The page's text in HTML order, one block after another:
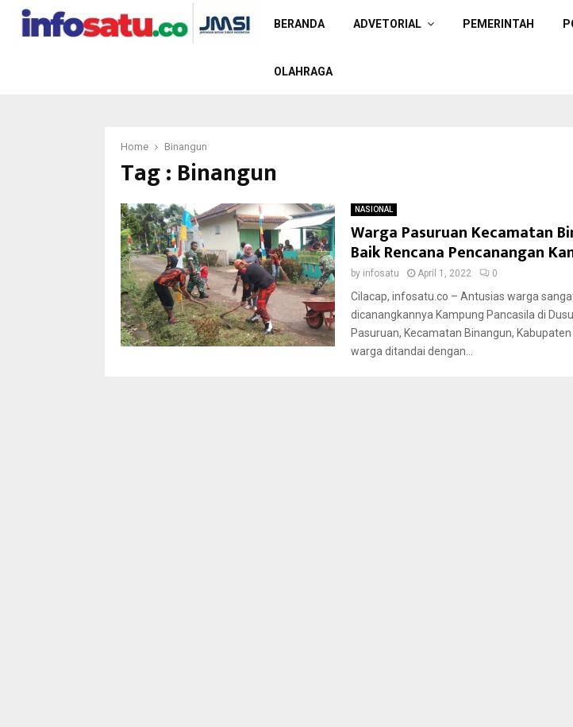
BERANDA ADVETORIAL PEMERINTAH
OLAHRAGA
Home Binangun
Tag : Binangun
NASIONAL
Warga Pasuruan Kecamatan
Baik Rencana Pencanangan
by infosatu April 1, 2022 0
Cilacap, infosatu.co – Antusias warga
dicanangkannya Kampung Pancasila di
Pasuruan, Kecamatan Binangun,
warga ditandai dengan...